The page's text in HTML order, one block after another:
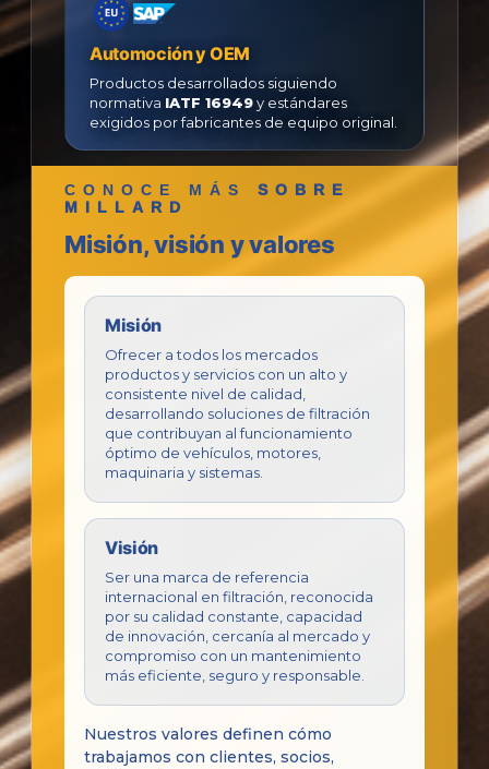
Automoción y OEM
Productos desarrollados siguiendo
normativa IATF 16949y estándares
exigidos por fabricantes de equipo original.
CONOCE MÁS SOBRE
MILLARD
Misión, visión y valores
Misión
Ofrecer a todos los mercados
productos y servicios con un alto y
consistente nivel de calidad,
desarrollando soluciones de filtración
que contribuyan al funcionamiento
óptimo de vehículos, motores,
maquinaria y sistemas.
Visión
Ser una marca de referencia
internacional en filtración, reconocida
por su calidad constante, capacidad
de innovación, cercanía al mercado y
compromiso con un mantenimiento
más eficiente, seguro y responsable.
Nuestros valores definen cómo
trabajamos con clientes, socios,